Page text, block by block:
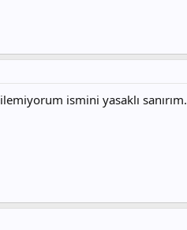
ismini yasaklı sanırım.